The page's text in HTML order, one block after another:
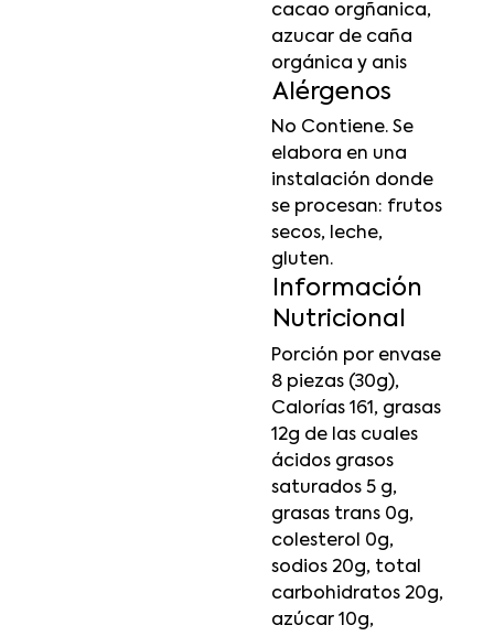
cacao orgñanica,
azucar de caña
orgánica y anis
Alérgenos
No Contiene. Se
elabora en una
instalación donde
se procesan: frutos
secos, leche,
gluten.
Información
Nutricional
Porción por envase
8 piezas (30g),
Calorías 161, grasas
12g de las cuales
ácidos grasos
saturados 5 g,
grasas trans 0g,
colesterol 0g,
sodios 20g, total
carbohidratos 20g,
azúcar 10g,